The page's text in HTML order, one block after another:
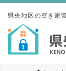
県央地区の空き家